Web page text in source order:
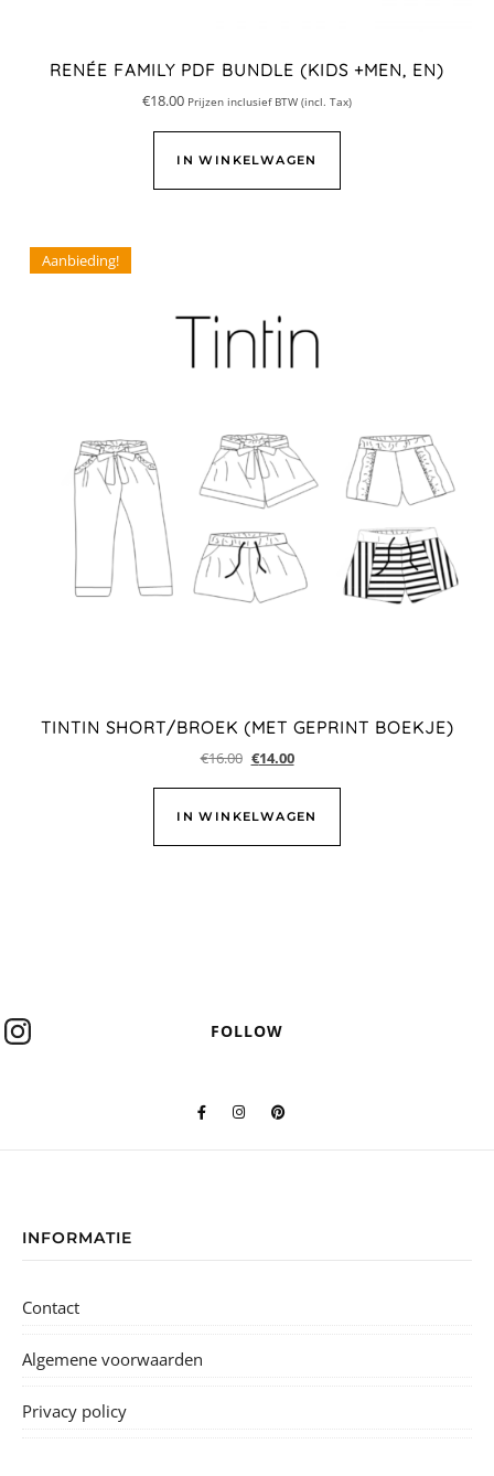
RENÉE FAMILY PDF BUNDLE (KIDS +MEN, EN)
€18.00 Prijzen inclusief BTW (incl. Tax)
IN WINKELWAGEN
Aanbieding!
TINTIN SHORT/BROEK (MET GEPRINT BOEKJE)
€16.00 €14.00
IN WINKELWAGEN
FOLLOW
INFORMATIE
Contact
Algemene voorwaarden
Privacy policy